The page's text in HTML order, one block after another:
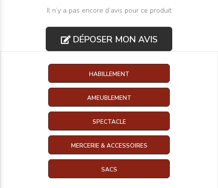
Il n’y a pas encore d’avis pour ce produit
DÉPOSER MON AVIS
HABILLEMENT
AMEUBLEMENT
SPECTACLE
MERCERIE & ACCESSOIRES
SACS